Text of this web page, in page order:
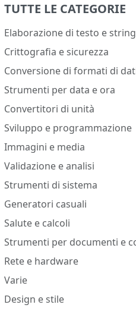
TUTTE LE CATEGORIE
Elaborazione di testo e
Crittografia e sicurezza
Conversione di formati di
Strumenti per data e ora
Convertitori di unità
Sviluppo e programmazione
Immagini e media
Validazione e analisi
Strumenti di sistema
Generatori casuali
Salute e calcoli
Strumenti per documenti e
Rete e hardware
Varie
Design e stile